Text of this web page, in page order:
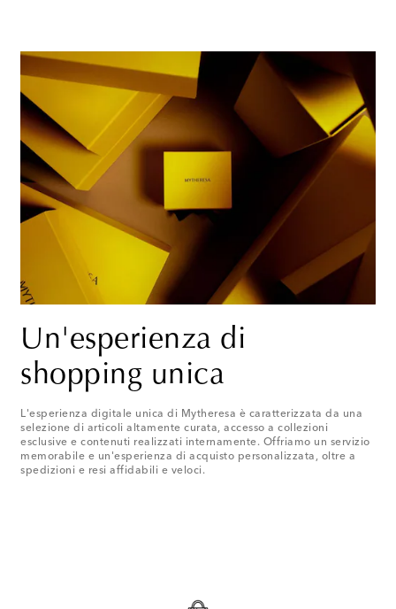
Un'esperienza di
shopping unica
L'esperienza digitale unica di Mytheresa è caratterizzata da una
selezione di articoli altamente curata, accesso a collezioni
esclusive e contenuti realizzati internamente. Offriamo un servizio
memorabile e un'esperienza di acquisto personalizzata, oltre a
spedizioni e resi affidabili e veloci.